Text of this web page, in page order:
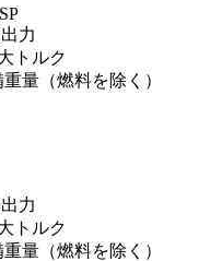
力
トルク
量（燃料を除く）
力
トルク
量（燃料を除く）